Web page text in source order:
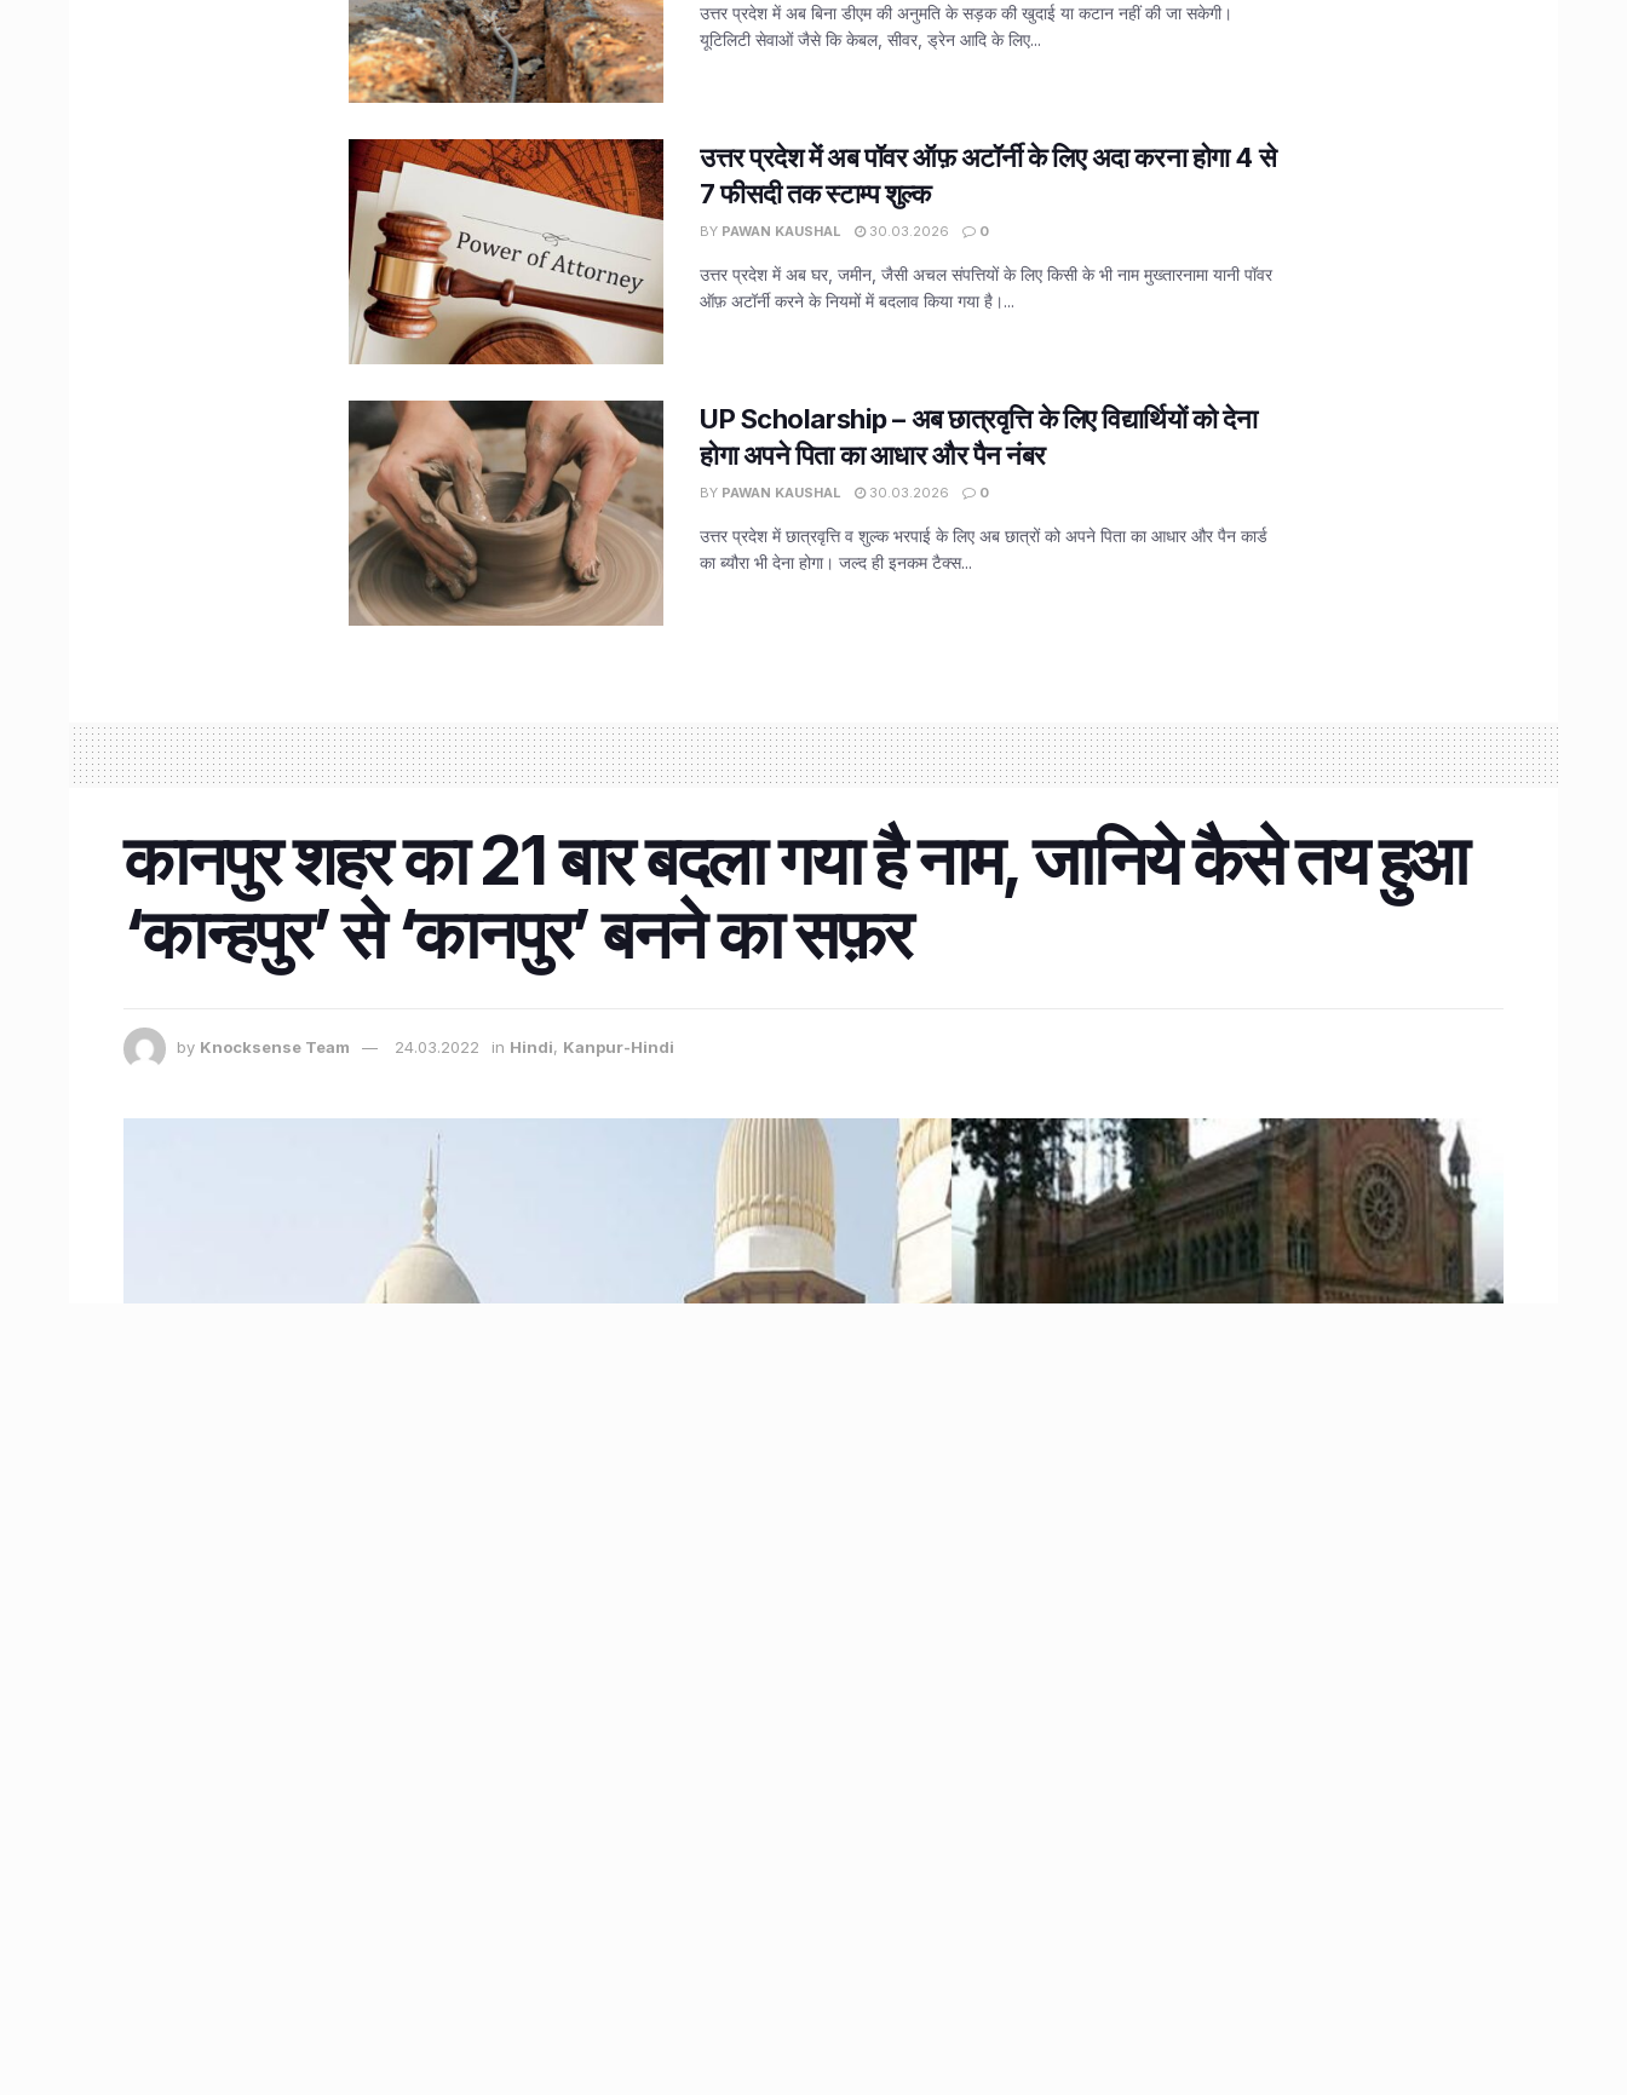
उत्तर प्रदेश में अब बिना डीएम की अनुमति के सड़क की खुदाई या कटान नहीं की जा सकेगी।
यूटिलिटी सेवाओं जैसे कि केबल, सीवर, ड्रेन आदि के लिए...
उत्तर प्रदेश में अब पॉवर ऑफ़ अटॉर्नी के लिए अदा करना होगा 4 से
7 फीसदी तक स्टाम्प शुल्क
BY PAWAN KAUSHAL 30.03.2026 0
उत्तर प्रदेश में अब घर, जमीन, जैसी अचल संपत्तियों के लिए किसी के भी नाम मुख्तारनामा यानी पॉवर
ऑफ़ अटॉर्नी करने के नियमों में बदलाव किया गया है।...
UP Scholarship – अब छात्रवृत्ति के लिए विद्यार्थियों को देना
होगा अपने पिता का आधार और पैन नंबर
BY PAWAN KAUSHAL 30.03.2026 0
उत्तर प्रदेश में छात्रवृत्ति व शुल्क भरपाई के लिए अब छात्रों को अपने पिता का आधार और पैन कार्ड
का ब्यौरा भी देना होगा। जल्द ही इनकम टैक्स...
कानपुर शहर का 21 बार बदला गया है नाम, जानिये कैसे तय हुआ
‘कान्हपुर’ से ‘कानपुर’ बनने का सफ़र
by Knocksense Team 24.03.2022 in Hindi, Kanpur-Hindi